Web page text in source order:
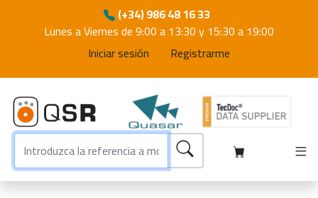
(+34) 986 48 16 33
Lunes a Viernes de 9:00 a 13:30 y 15:30 a 19:00
Iniciar sesión
Registrarme